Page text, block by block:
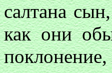
салтана
как они